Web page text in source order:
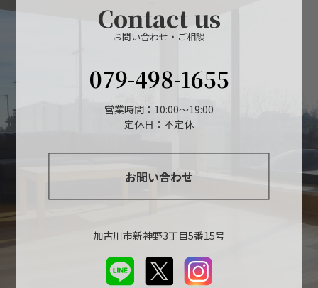
Contact us
お問い合わせ・ご相談
079-498-1655
営業時間：10:00～19:00
定休日：不定休
お問い合わせ
加古川市新神野3丁目5番15号